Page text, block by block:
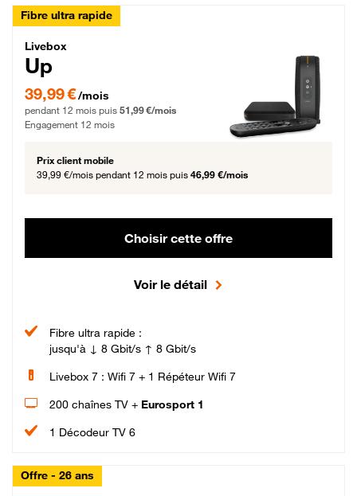
Fibre ultra rapide
Livebox Up Fibre
Livebox
Up
39,99 € par mois pendant 12 mois puis 51,99 € par mois, Engagement 12 mois
39,99 €/mois
pendant 12 mois puis 51,99 €/mois
Engagement 12 mois
Prix client mobile
39,99 €/mois pendant 12 mois puis 46,99 €/mois
Choisir cette offre
Voir le détail
Fibre ultra rapide :
jusqu'à ↓ 8 Gbit/s ↑ 8 Gbit/s
Livebox 7 : Wifi 7 + 1 Répéteur Wifi 7
200 chaînes TV + Eurosport 1
1 Décodeur TV 6
Offre - 26 ans